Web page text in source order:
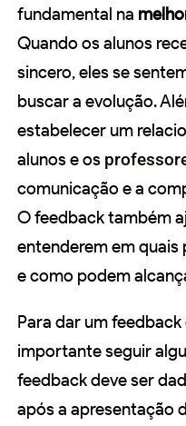
fundamental na
Quando os alunos
sincero, eles se
buscar a evolução.
estabelecer um
alunos e os
comunicação e a
O feedback também
entenderem em
e como podem
Para dar um
importante seguir
feedback deve ser
após a apresentação